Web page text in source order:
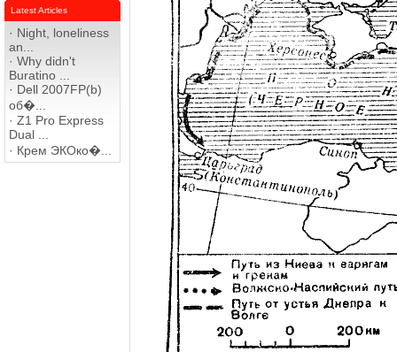
Latest Articles
· Night, loneliness
an...
· Why didn't
Buratino ...
· Dell 2007FP(b)
об�...
· Z1 Pro Express
Dual ...
· Крем ЭКОко�...